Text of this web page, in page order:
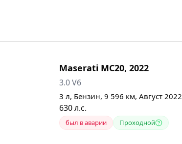
Maserati MC20, 2022
3.0 V6
3 л, Бензин, 9 596 км, Август 2022
630л.с.
был в аварии Проходной